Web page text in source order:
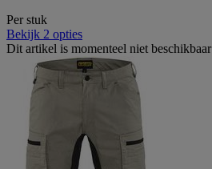
Per stuk
Bekijk 2 opties
Dit artikel is momenteel niet beschikbaar